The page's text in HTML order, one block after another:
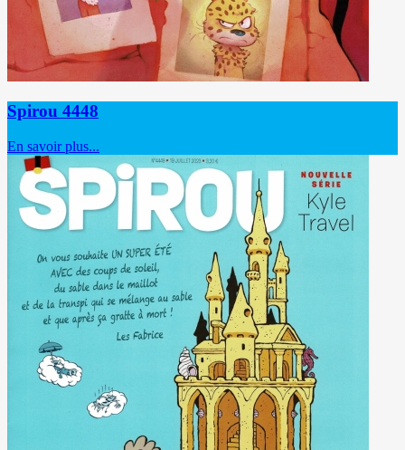
Spirou 4448
En savoir plus...